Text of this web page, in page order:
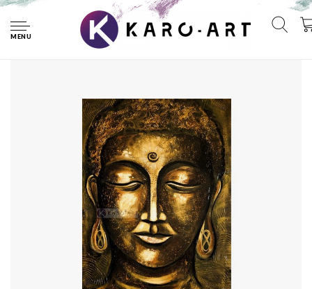
MENU
Schilderij - Boeddha Verlichting (print op canvas) ,Geel Bruin
, 2 maten , Wanddecoratie, Premium Print